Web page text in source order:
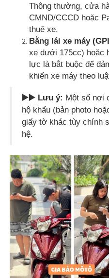
Thông thường, cửa
CMND/CCCD hoặc
thuê xe.
Bằng lái xe máy
xe dưới 175cc) hoặc
lực là bắt buộc để
khiển xe máy theo
▶️▶️ Lưu ý: Một số nơi
hộ khẩu (bản photo
giấy tờ khác tùy chính
hệ.